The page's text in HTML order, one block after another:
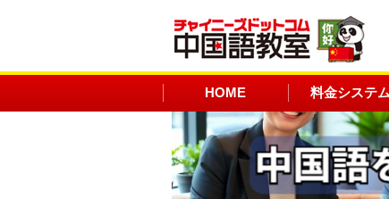
HOME 料金システム